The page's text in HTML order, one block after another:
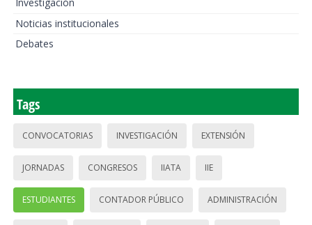
Investigación
Noticias institucionales
Debates
Tags
CONVOCATORIAS INVESTIGACIÓN EXTENSIÓN
JORNADAS CONGRESOS IIATA IIE
ESTUDIANTES CONTADOR PÚBLICO ADMINISTRACIÓN